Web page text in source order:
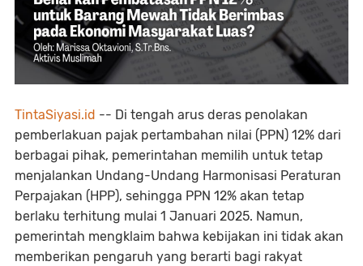
TintaSiyasi.id -- Di tengah arus deras penolakan
pemberlakuan pajak pertambahan nilai (PPN) 12% dari
berbagai pihak, pemerintahan memilih untuk tetap
menjalankan Undang-Undang Harmonisasi Peraturan
Perpajakan (HPP), sehingga PPN 12% akan tetap
berlaku terhitung mulai 1 Januari 2025. Namun,
pemerintah mengklaim bahwa kebijakan ini tidak akan
memberikan pengaruh yang berarti bagi rakyat